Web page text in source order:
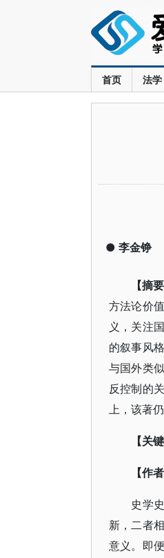
首页 法学
● 李金铮
【摘
方法论价
义，关注
的叙事风
与国外类
反控制的
上，该著
【关
【作
史学
新，二者
意义。即